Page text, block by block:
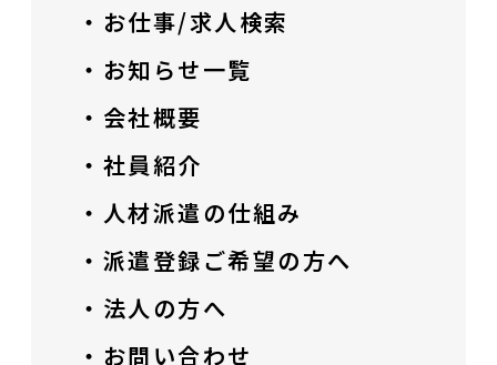
・お仕事/求人検索
・お知らせ一覧
・会社概要
・社員紹介
・人材派遣の仕組み
・派遣登録ご希望の方へ
・法人の方へ
・お問い合わせ